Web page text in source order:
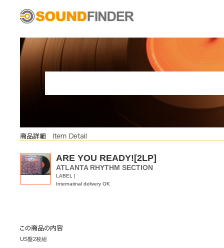
ARE YOU READY![2LP]
ATLANTA RHYTHM SECTION
LABEL |
Internatinal delivery OK
US盤2枚組